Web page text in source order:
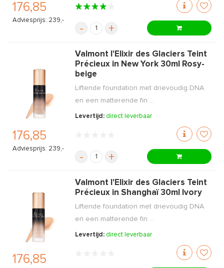
176,85
Adviesprijs: 239,-
- +
176,85
Adviesprijs: 239,-
Valmont l'Elixir des Glaciers Teint
Précieux in New York 30ml Rosy-
beige
Liftende foundation met drievoudig DNA
en een matterende fin ...
Levertijd: direct leverbaar
- +
176,85
Valmont l'Elixir des Glaciers Teint
Précieux in Shanghaï 30ml Ivory
Liftende foundation met drievoudig DNA
en een matterende fin ...
Levertijd: direct leverbaar